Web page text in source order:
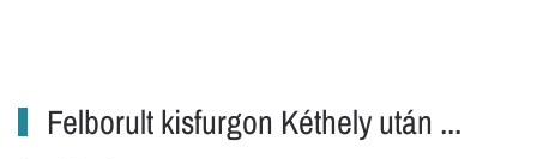
Felborult kisfurgon Kéthely után ...